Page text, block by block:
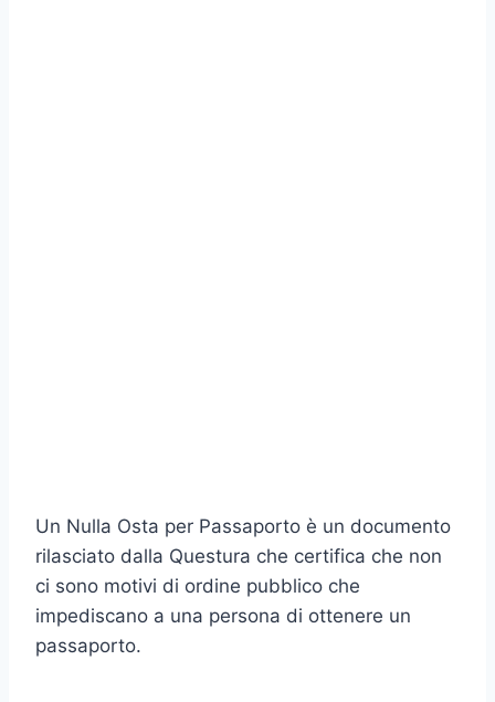
Un Nulla Osta per Passaporto è un documento
rilasciato dalla Questura che certifica che non
ci sono motivi di ordine pubblico che
impediscano a una persona di ottenere un
passaporto.